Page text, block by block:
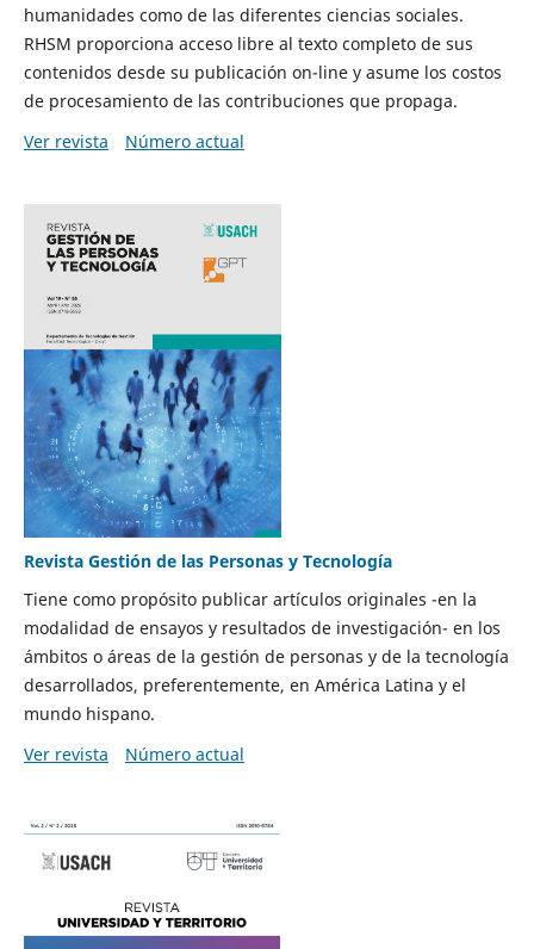
humanidades como de las diferentes ciencias sociales.
RHSM proporciona acceso libre al texto completo de sus
contenidos desde su publicación on-line y asume los costos
de procesamiento de las contribuciones que propaga.
Ver revista
Número actual
Revista Gestión de las Personas y Tecnología
Tiene como propósito publicar artículos originales -en la
modalidad de ensayos y resultados de investigación- en los
ámbitos o áreas de la gestión de personas y de la tecnología
desarrollados, preferentemente, en América Latina y el
mundo hispano.
Ver revista
Número actual